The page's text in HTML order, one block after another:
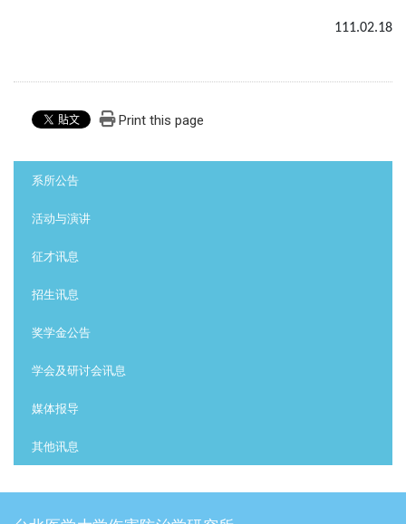
111.02.18
Print this page
系所公告
活动与演讲
征才讯息
招生讯息
奖学金公告
学会及研讨会讯息
媒体报导
其他讯息